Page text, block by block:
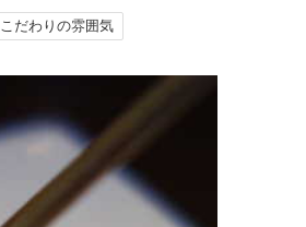
こだわりの雰囲気